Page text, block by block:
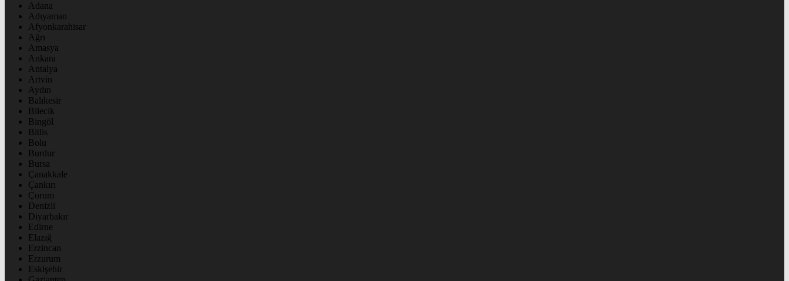
Adana
Adıyaman
Afyonkarahisar
Ağrı
Amasya
Ankara
Antalya
Artvin
Aydın
Balıkesir
Bilecik
Bingöl
Bitlis
Bolu
Burdur
Bursa
Çanakkale
Çankırı
Çorum
Denizli
Diyarbakır
Edirne
Elazığ
Erzincan
Erzurum
Eskişehir